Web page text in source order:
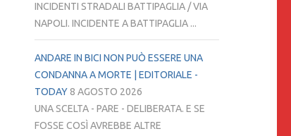
LOGORANTE
NOSTRE
ANIME….NON
INCIDENTI STRADALI BATTIPAGLIA / VIA
NAPOLI. INCIDENTE A BATTIPAGLIA ...
ANDARE IN BICI NON PUÒ ESSERE UNA
CONDANNA A MORTE | EDITORIALE -
TODAY 8 AGOSTO 2026
UNA SCELTA - PARE - DELIBERATA. E SE
FOSSE COSÌ AVREBBE ALTRE